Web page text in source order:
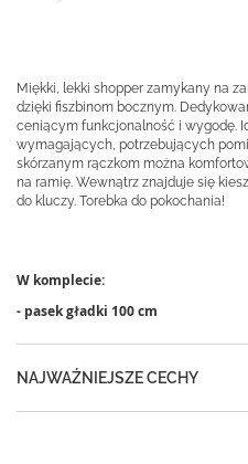
Miękki, lekki shopper zamykany na
dzięki fiszbinom bocznym.
ceniącym funkcjonalność i wygodę.
wymagających, potrzebujących
skórzanym rączkom można
na ramię. Wewnątrz znajduje się
do kluczy. Torebka do pokochania!
W komplecie:
- pasek gładki 100 cm
NAJWAŻNIEJSZE CECHY